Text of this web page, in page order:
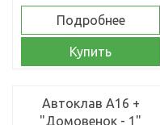
Подробнее
Купить
Автоклав А16 +
"Домовенок - 1"